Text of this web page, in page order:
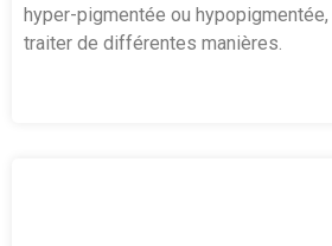
hyper-pigmentée ou
traiter de différentes manières.